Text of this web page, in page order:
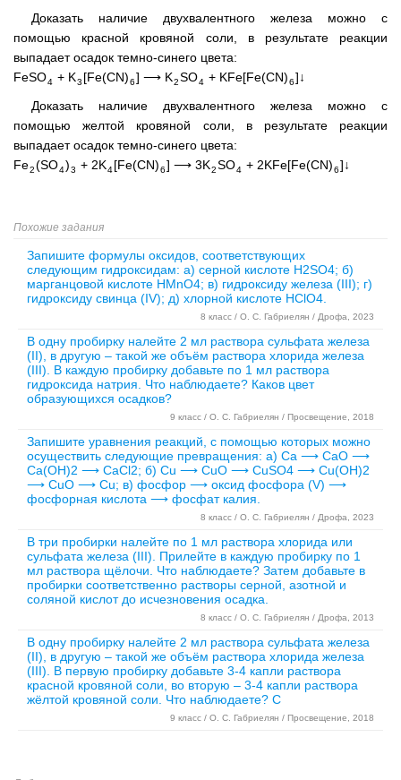
Доказать наличие двухвалентного железа можно с
помощью красной кровяной соли, в результате реакции
выпадает осадок темно-синего цвета:
FeSO4 + K3 [Fe(CN)6] ⟶ K2SO4 + KFe[Fe(CN)6]↓
Доказать наличие двухвалентного железа можно с
помощью желтой кровяной соли, в результате реакции
выпадает осадок темно-синего цвета:
Fe2(SO4)3 + 2K4[Fe(CN)6] ⟶ 3K2SO4 + 2KFe[Fe(CN)6]↓
Похожие задания
Запишите формулы оксидов, соответствующих
следующим гидроксидам: а) серной кислоте H2SO4; б)
марганцовой кислоте HMnO4; в) гидроксиду железа (III); г)
гидроксиду свинца (IV); д) хлорной кислоте HClO4.
8 класс / О. С. Габриелян / Дрофа, 2023
В одну пробирку налейте 2 мл раствора сульфата железа
(II), в другую – такой же объём раствора хлорида железа
(III). В каждую пробирку добавьте по 1 мл раствора
гидроксида натрия. Что наблюдаете? Каков цвет
образующихся осадков?
9 класс / О. С. Габриелян / Просвещение, 2018
Запишите уравнения реакций, с помощью которых можно
осуществить следующие превращения: а) Са ⟶ CaO ⟶
Ca(OH)2 ⟶ CaCl2; б) Cu ⟶ CuO ⟶ CuSO4 ⟶ Cu(OH)2
⟶ CuO ⟶ Cu; в) фосфор ⟶ оксид фосфора (V) ⟶
фосфорная кислота ⟶ фосфат калия.
8 класс / О. С. Габриелян / Дрофа, 2023
В три пробирки налейте по 1 мл раствора хлорида или
сульфата железа (III). Прилейте в каждую пробирку по 1
мл раствора щёлочи. Что наблюдаете? Затем добавьте в
пробирки соответственно растворы серной, азотной и
соляной кислот до исчезновения осадка.
8 класс / О. С. Габриелян / Дрофа, 2013
В одну пробирку налейте 2 мл раствора сульфата железа
(II), в другую – такой же объём раствора хлорида железа
(III). В первую пробирку добавьте 3-4 капли раствора
красной кровяной соли, во вторую – 3-4 капли раствора
жёлтой кровяной соли. Что наблюдаете? С
9 класс / О. С. Габриелян / Просвещение, 2018